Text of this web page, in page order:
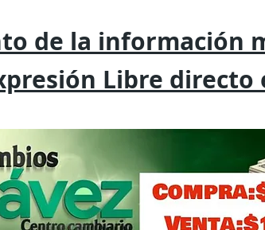
de la información
Libre directo